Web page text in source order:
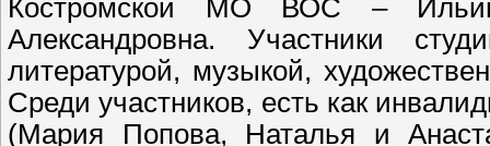
Костромской МО ВОС –
Александровна. Участники
литературой, музыкой,
Среди участников, есть как
(Мария Попова, Наталья и